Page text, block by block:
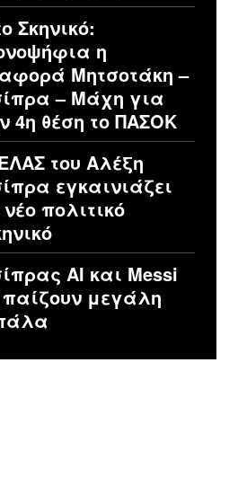
Σκηνικό:
η
Μητσοτάκη –
– Μάχη για
4η θέση το ΠΑΣΟΚ
του Αλέξη
εγκαινιάζει
νέο πολιτικό
ΑΙ και Messi
παίζουν μεγάλη